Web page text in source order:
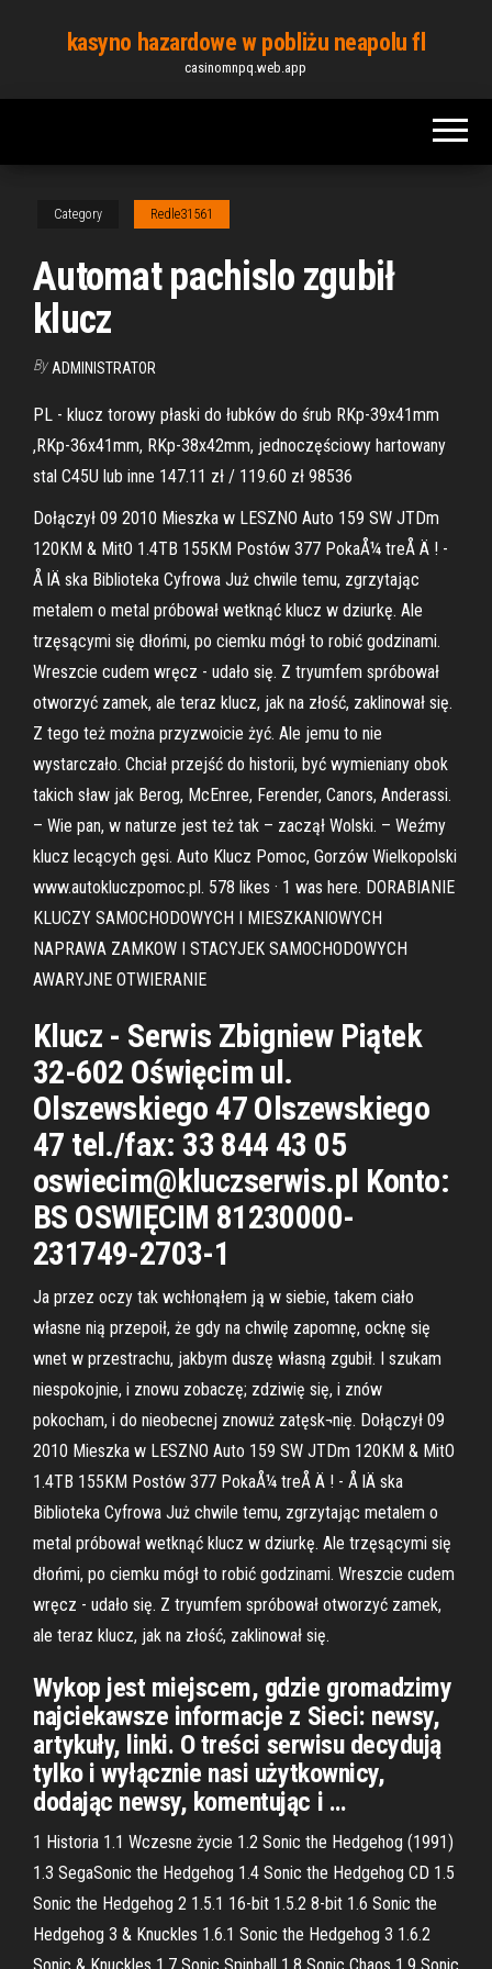
content
kasyno hazardowe w pobliżu neapolu fl
casinomnpq.web.app
Category Redle31561
Automat pachislo zgubił
klucz
By ADMINISTRATOR
PL - klucz torowy płaski do łubków do śrub RKp-39x41mm
,RKp-36x41mm, RKp-38x42mm, jednoczęściowy hartowany
stal C45U lub inne 147.11 zł / 119.60 zł 98536
Dołączył 09 2010 Mieszka w LESZNO Auto 159 SW JTDm
120KM & MitO 1.4TB 155KM Postów 377 PokaÅ¼ treÅ Ä ! -
Å lÄ ska Biblioteka Cyfrowa Już chwile temu, zgrzytając
metalem o metal próbował wetknąć klucz w dziurkę. Ale
trzęsącymi się dłońmi, po ciemku mógł to robić godzinami.
Wreszcie cudem wręcz - udało się. Z tryumfem spróbował
otworzyć zamek, ale teraz klucz, jak na złość, zaklinował się.
Z tego też można przyzwoicie żyć. Ale jemu to nie
wystarczało. Chciał przejść do historii, być wymieniany obok
takich sław jak Berog, McEnree, Ferender, Canors, Anderassi.
– Wie pan, w naturze jest też tak – zaczął Wolski. – Weźmy
klucz lecących gęsi. Auto Klucz Pomoc, Gorzów Wielkopolski
www.autokluczpomoc.pl. 578 likes · 1 was here. DORABIANIE
KLUCZY SAMOCHODOWYCH I MIESZKANIOWYCH
NAPRAWA ZAMKOW I STACYJEK SAMOCHODOWYCH
AWARYJNE OTWIERANIE
Klucz - Serwis Zbigniew Piątek
32-602 Oświęcim ul.
Olszewskiego 47 Olszewskiego
47 tel./fax: 33 844 43 05
oswiecim@kluczserwis.pl Konto:
BS OSWIĘCIM 81230000-
231749-2703-1
Ja przez oczy tak wchłonąłem ją w siebie, takem ciało
własne nią przepoił, że gdy na chwilę zapomnę, ocknę się
wnet w przestrachu, jakbym duszę własną zgubił. I szukam
niespokojnie, i znowu zobaczę; zdziwię się, i znów
pokocham, i do nieobecnej znowuż zatęsk¬nię. Dołączył 09
2010 Mieszka w LESZNO Auto 159 SW JTDm 120KM & MitO
1.4TB 155KM Postów 377 PokaÅ¼ treÅ Ä ! - Å lÄ ska
Biblioteka Cyfrowa Już chwile temu, zgrzytając metalem o
metal próbował wetknąć klucz w dziurkę. Ale trzęsącymi się
dłońmi, po ciemku mógł to robić godzinami. Wreszcie cudem
wręcz - udało się. Z tryumfem spróbował otworzyć zamek,
ale teraz klucz, jak na złość, zaklinował się.
Wykop jest miejscem, gdzie gromadzimy
najciekawsze informacje z Sieci: newsy,
artykuły, linki. O treści serwisu decydują
tylko i wyłącznie nasi użytkownicy,
dodając newsy, komentując i …
1 Historia 1.1 Wczesne życie 1.2 Sonic the Hedgehog (1991)
1.3 SegaSonic the Hedgehog 1.4 Sonic the Hedgehog CD 1.5
Sonic the Hedgehog 2 1.5.1 16-bit 1.5.2 8-bit 1.6 Sonic the
Hedgehog 3 & Knuckles 1.6.1 Sonic the Hedgehog 3 1.6.2